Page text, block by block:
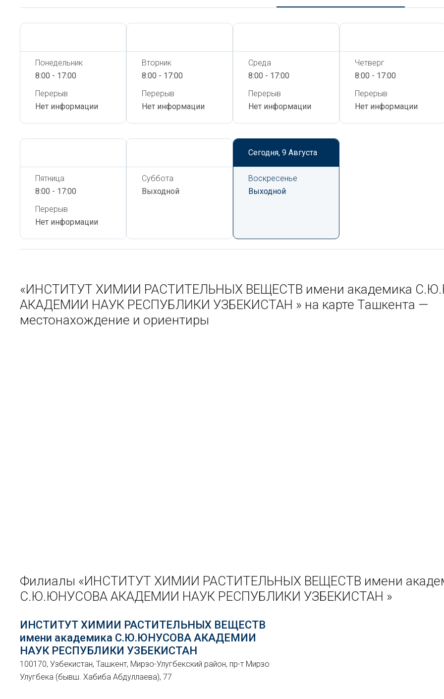
Понедельник
8:00 - 17:00
Перерыв
Нет информации
Вторник
8:00 - 17:00
Перерыв
Нет информации
Среда
8:00 - 17:00
Перерыв
Нет информации
Четверг
8:00 - 17:00
Перерыв
Нет информации
Пятница
8:00 - 17:00
Перерыв
Нет информации
Суббота
Выходной
Сегодня, 9 Августа
Воскресенье
Выходной
«ИНСТИТУТ ХИМИИ РАСТИТЕЛЬНЫХ ВЕЩЕСТВ имени академика
АКАДЕМИИ НАУК РЕСПУБЛИКИ УЗБЕКИСТАН » на карте Ташкента —
местонахождение и ориентиры
Филиалы «ИНСТИТУТ ХИМИИ РАСТИТЕЛЬНЫХ ВЕЩЕСТВ имени
С.Ю.ЮНУСОВА АКАДЕМИИ НАУК РЕСПУБЛИКИ УЗБЕКИСТАН »
ИНСТИТУТ ХИМИИ РАСТИТЕЛЬНЫХ ВЕЩЕСТВ
имени академика С.Ю.ЮНУСОВА АКАДЕМИИ
НАУК РЕСПУБЛИКИ УЗБЕКИСТАН
100170, Узбекистан, Ташкент, Мирзо-Улугбекский район, пр-т Мирзо
Улугбека (бывш. Хабиба Абдуллаева), 77